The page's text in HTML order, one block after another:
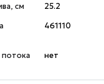
см
25.2
461110
нет